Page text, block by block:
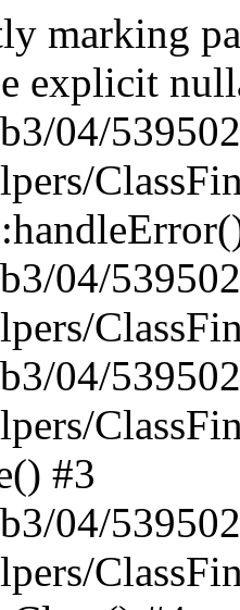
marking
explicit
04/
04/
04/
#3
04/